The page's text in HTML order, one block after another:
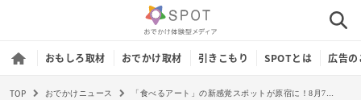
おもしろ取材 おでかけ取材 引きこもり SPOTとは 広告
TOP おでかけニュース